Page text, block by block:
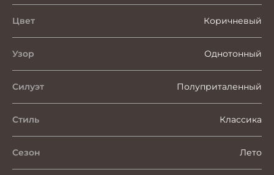
Цвет Коричневый
Узор Однотонный
Силуэт Полуприталенный
Стиль Классика
Сезон Лето